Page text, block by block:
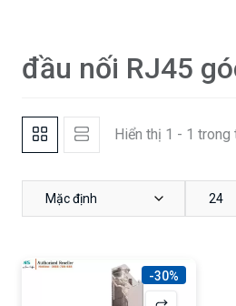
đầu nối RJ45
Hiển thị 1 - 1
Mặc định 24
-30%